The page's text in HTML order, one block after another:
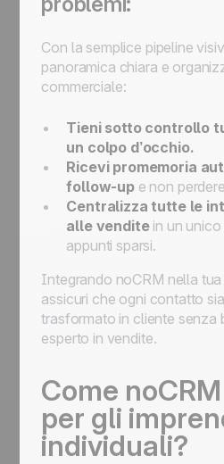
Con la semplice pipeline
panoramica chiara e
commerciale:
Tieni sotto controllo
un colpo d’occhio.
Ricevi promemoria
follow-upe non
Centralizza tutte le
alle venditein un
appunti sparsi.
Integrando noCRM nella
assicuri che ogni contatto
trasformato in cliente senza
esperto in vendite.
Come
per gli
individuali?